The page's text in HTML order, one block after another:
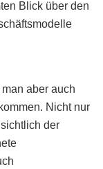
Blick über den
aber auch
Nicht nur
der